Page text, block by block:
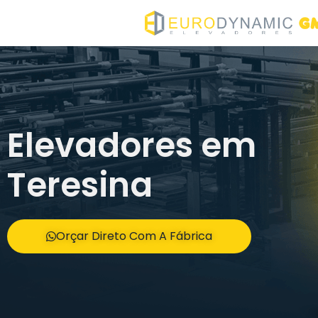
Elevadores em
Teresina
Orçar Direto Com A Fábrica